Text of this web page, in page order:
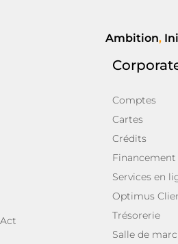
Ambition,
Comptes
Cartes
Crédits
Financement
Services en
Optimus
Trésorerie
Salle de